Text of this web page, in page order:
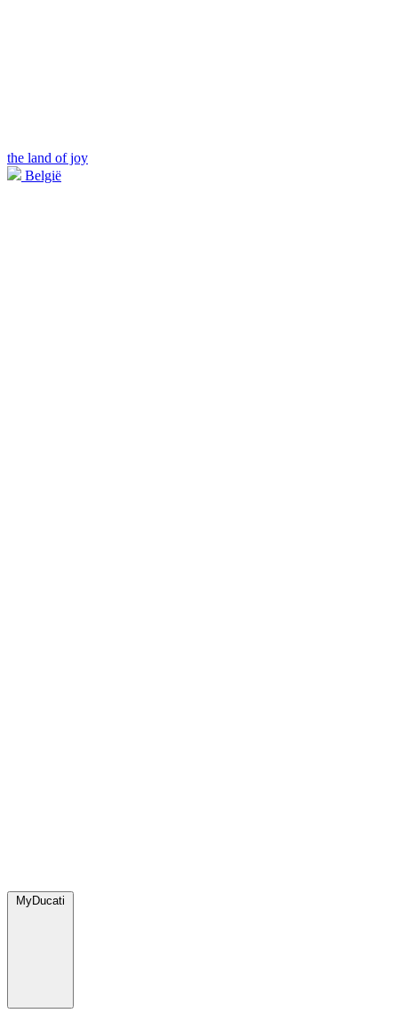
the land of joy
België
MyDucati